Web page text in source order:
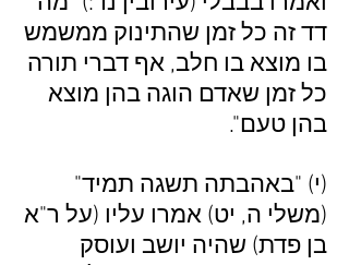
דד זה כל זמן שהתינוק ממשמש
בו מוצא בו חלב, אף דברי תורה
כל זמן שאדם הוגה בהן מוצא
בהן טעם".
(י) "באהבתה תשגה תמיד"
(משלי ה, יט) אמרו עליו (על ר"א
בן פדת) שהיה יושב ועוסק